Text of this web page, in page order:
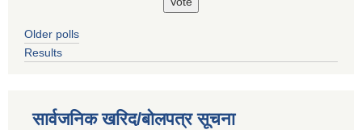
Older polls
Results
सार्वजनिक खरिद/बोलपत्र सूचना